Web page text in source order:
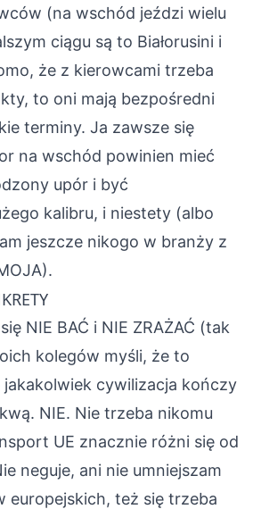
(na wschód jeździ wielu
ciągu są to Białorusini i
że z kierowcami trzeba
to oni mają bezpośredni
terminy. Ja zawsze się
na wschód powinien mieć
upór i być
kalibru, i niestety (albo
jeszcze nikogo w branży z
NIE BAĆ i NIE ZRAŻAĆ (tak
kolegów myśli, że to
jakakolwiek cywilizacja kończy
NIE. Nie trzeba nikomu
UE znacznie różni się od
neguje, ani nie umniejszam
europejskich, też się trzeba